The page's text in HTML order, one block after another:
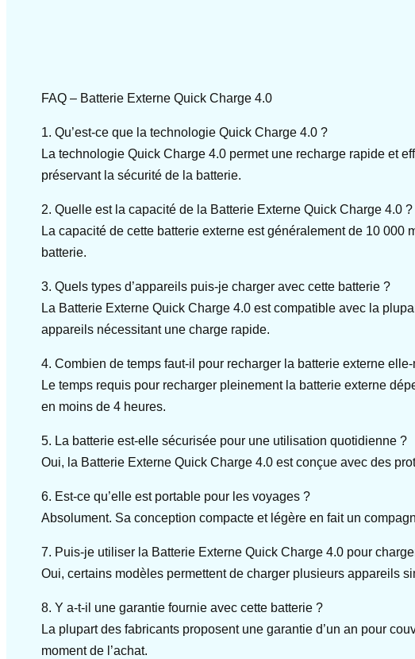
FAQ – Batterie Externe Quick Charge 4.0
1. Qu’est-ce que la technologie Quick Charge 4.0 ?
La technologie Quick Charge 4.0 permet une recharge rapide et
préservant la sécurité de la batterie.
2. Quelle est la capacité de la Batterie Externe Quick Charge 4.0 ?
La capacité de cette batterie externe est généralement de 10 000
batterie.
3. Quels types d’appareils puis-je charger avec cette batterie ?
La Batterie Externe Quick Charge 4.0 est compatible avec la
appareils nécessitant une charge rapide.
4. Combien de temps faut-il pour recharger la batterie externe
Le temps requis pour recharger pleinement la batterie externe
en moins de 4 heures.
5. La batterie est-elle sécurisée pour une utilisation quotidienne ?
Oui, la Batterie Externe Quick Charge 4.0 est conçue avec des
6. Est-ce qu’elle est portable pour les voyages ?
Absolument. Sa conception compacte et légère en fait un
7. Puis-je utiliser la Batterie Externe Quick Charge 4.0 pour
Oui, certains modèles permettent de charger plusieurs appareils
8. Y a-t-il une garantie fournie avec cette batterie ?
La plupart des fabricants proposent une garantie d’un an pour
moment de l’achat.